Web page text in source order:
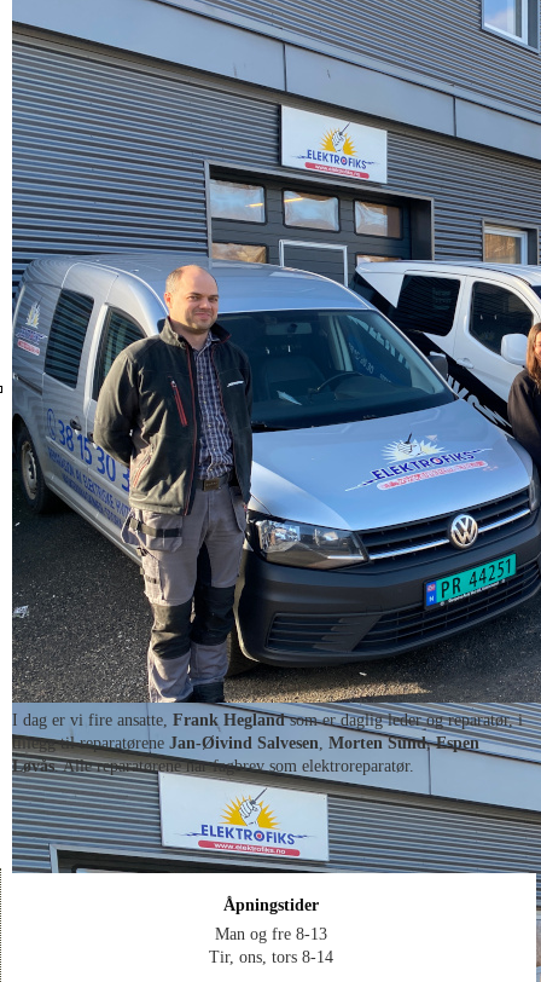
I dag er vi fire ansatte, Frank Heglandsom er daglig leder og reparatør, i
tillegg til reparatørene Jan-Øivind Salvesen, Morten Sund,Espen
Løvås. Alle reparatørene har fagbrev som elektroreparatør.
Åpningstider
Man og fre 8-13
Tir, ons, tors 8-14